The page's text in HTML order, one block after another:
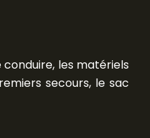
conduire, les matériels
secours, le sac